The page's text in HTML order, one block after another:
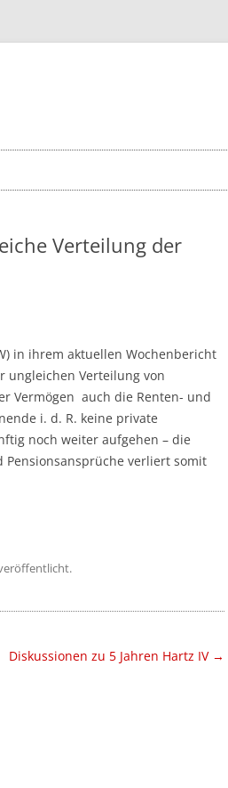
Verteilung der
in ihrem aktuellen Wochenbericht
ungleichen Verteilung von
Vermögen auch die Renten- und
i. d. R. keine private
noch weiter aufgehen – die
verliert somit
Diskussionen zu 5 Jahren Hartz IV →